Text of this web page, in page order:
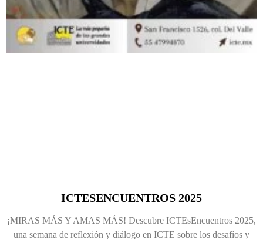
ICTESENCUENTROS 2025
¡MIRAS MÁS Y AMAS MÁS! Descubre ICTEsEncuentros 2025,
una semana de reflexión y diálogo en ICTE sobre los desafíos y